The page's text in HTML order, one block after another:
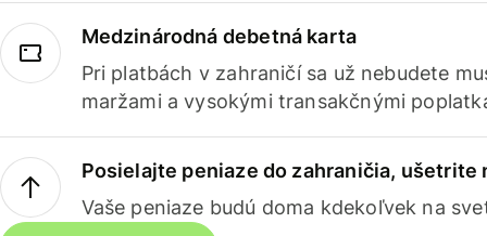
Medzinárodná debetná karta
Pri platbách v zahraničí sa už nebudete
maržami a vysokými transakčnými
Posielajte peniaze do zahraničia, ušetrite
Vaše peniaze budú doma kdekoľvek na